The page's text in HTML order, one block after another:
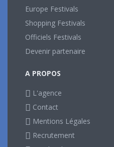
Europe Festivals
Shopping Festivals
Officiels Festivals
Devenir partenaire
A PROPOS
L'agence
Contact
Mentions Légales
Recrutement